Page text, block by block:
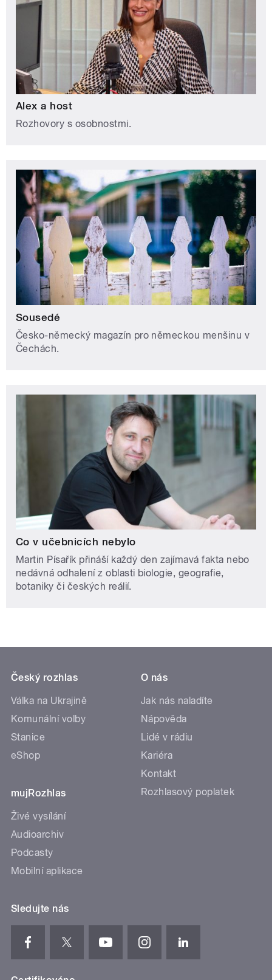
Alex a host
Rozhovory s osobnostmi.
Sousedé
Česko-německý magazín pro německou menšinu v
Čechách.
Co v učebnicích nebylo
Martin Písařík přináší každý den zajímavá fakta nebo
nedávná odhalení z oblasti biologie, geografie,
botaniky či českých reálií.
Český rozhlas
Válka na Ukrajině
Komunální volby
Stanice
eShop
mujRozhlas
Živé vysílání
Audioarchiv
Podcasty
Mobilní aplikace
O nás
Jak nás naladíte
Nápověda
Lidé v rádiu
Kariéra
Kontakt
Rozhlasový poplatek
Sledujte nás